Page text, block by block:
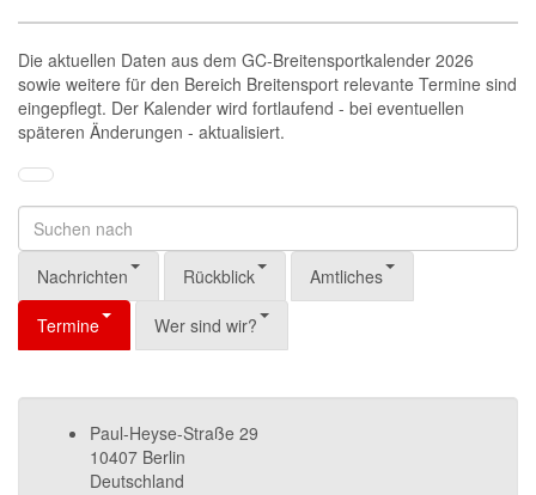
Die aktuellen Daten aus dem GC-Breitensportkalender 2026
sowie weitere für den Bereich Breitensport relevante Termine sind
eingepflegt. Der Kalender wird fortlaufend - bei eventuellen
späteren Änderungen - aktualisiert.
Nachrichten Rückblick Amtliches
Termine Wer sind wir?
Paul-Heyse-Straße 29
10407 Berlin
Deutschland